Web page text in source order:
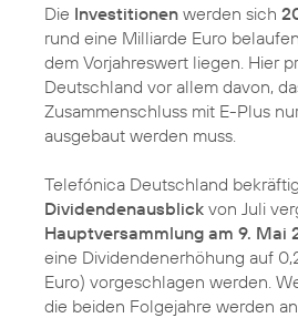
Die Investitionen werden sich
rund eine Milliarde Euro
dem Vorjahreswert liegen. Hier
Deutschland vor allem davon,
Zusammenschluss mit E-Plus
ausgebaut werden muss.
Telefónica Deutschland
Dividendenausblick von Juli
Hauptversammlung am 9. Mai
eine Dividendenerhöhung auf
Euro) vorgeschlagen werden.
die beiden Folgejahre werden